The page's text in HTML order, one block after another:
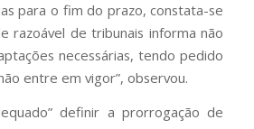
para o fim do prazo, constata-se
razoável de tribunais informa não
necessárias, tendo pedido
entre em vigor”, observou.
definir a prorrogação de